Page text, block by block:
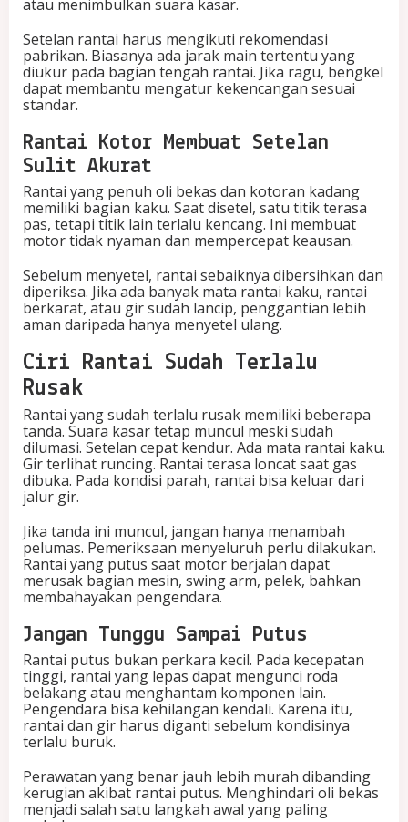
atau menimbulkan suara kasar.
Setelan rantai harus mengikuti rekomendasi
pabrikan. Biasanya ada jarak main tertentu yang
diukur pada bagian tengah rantai. Jika ragu, bengkel
dapat membantu mengatur kekencangan sesuai
standar.
Rantai Kotor Membuat Setelan
Sulit Akurat
Rantai yang penuh oli bekas dan kotoran kadang
memiliki bagian kaku. Saat disetel, satu titik terasa
pas, tetapi titik lain terlalu kencang. Ini membuat
motor tidak nyaman dan mempercepat keausan.
Sebelum menyetel, rantai sebaiknya dibersihkan dan
diperiksa. Jika ada banyak mata rantai kaku, rantai
berkarat, atau gir sudah lancip, penggantian lebih
aman daripada hanya menyetel ulang.
Ciri Rantai Sudah Terlalu
Rusak
Rantai yang sudah terlalu rusak memiliki beberapa
tanda. Suara kasar tetap muncul meski sudah
dilumasi. Setelan cepat kendur. Ada mata rantai kaku.
Gir terlihat runcing. Rantai terasa loncat saat gas
dibuka. Pada kondisi parah, rantai bisa keluar dari
jalur gir.
Jika tanda ini muncul, jangan hanya menambah
pelumas. Pemeriksaan menyeluruh perlu dilakukan.
Rantai yang putus saat motor berjalan dapat
merusak bagian mesin, swing arm, pelek, bahkan
membahayakan pengendara.
Jangan Tunggu Sampai Putus
Rantai putus bukan perkara kecil. Pada kecepatan
tinggi, rantai yang lepas dapat mengunci roda
belakang atau menghantam komponen lain.
Pengendara bisa kehilangan kendali. Karena itu,
rantai dan gir harus diganti sebelum kondisinya
terlalu buruk.
Perawatan yang benar jauh lebih murah dibanding
kerugian akibat rantai putus. Menghindari oli bekas
menjadi salah satu langkah awal yang paling